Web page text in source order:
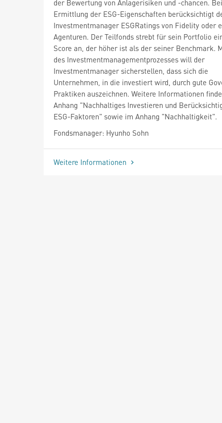
der Bewertung von Anlagerisiken und -chancen.
Ermittlung der ESG-Eigenschaften berücksichtigt
Investmentmanager ESGRatings von Fidelity oder
Agenturen. Der Teilfonds strebt für sein Portfolio
Score an, der höher ist als der seiner Benchmark.
des Investmentmanagementprozesses will der
Investmentmanager sicherstellen, dass sich die
Unternehmen, in die investiert wird, durch gute
Praktiken auszeichnen. Weitere Informationen
Anhang "Nachhaltiges Investieren und
ESG-Faktoren" sowie im Anhang "Nachhaltigkeit".
Fondsmanager: Hyunho Sohn
Weitere Informationen